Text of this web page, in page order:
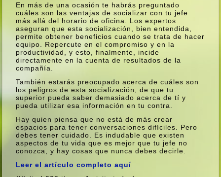
En más de una ocasión te habrás preguntado
cuáles son las ventajas de socializar con tu jefe
más allá del horario de oficina. Los expertos
aseguran que esta socialización, bien entendida,
permite obtener beneficios cuando se trata de hacer
equipo. Repercute en el compromiso y en la
productividad, y esto, finalmente, incide
directamente en la cuenta de resultados de la
compañí­a.
También estarás preocupado acerca de cuáles son
los peligros de esta socialización, de que tu
superior pueda saber demasiado acerca de tí­ y
pueda utilizar esa información en tu contra.
Hay quien piensa que no está de más crear
espacios para tener conversaciones difí­ciles. Pero
debes tener cuidado. Es indudable que existen
aspectos de tu vida que es mejor que tu jefe no
conozca, y hay cosas que nunca debes decirle.
Leer el artí­culo completo aquí­